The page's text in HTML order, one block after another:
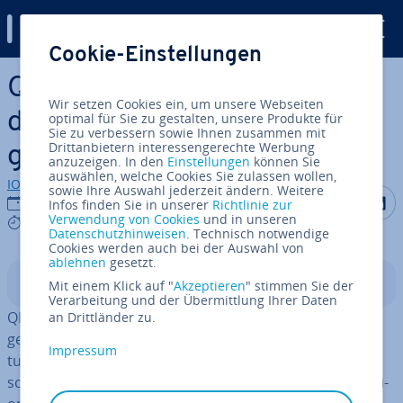
Zum Haupt­in­halt springen
QLED vs. OLED: Alle Infos zu
den Top-Bild­schirm­tech­no­lo­
gien
IONOS Redaktion
22.06.2023
8 mins
Auf Auf
In­halts­ver­zeich­nis
QLED und OLED gehören zu den am häu­figs­ten
gewählten Tech­no­lo­gien, wenn es um die Auswahl leis­
tungs­star­ker TVs oder Monitore geht. Der Haupt­un­ter­
schied beider Bild­schirm­tech­no­lo­gien liegt in der Funk­ti­
Cookie-Einstellungen
Wir setzen Cookies ein, um unsere Webseiten
optimal für Sie zu gestalten, unsere Produkte für
Sie zu verbessern sowie Ihnen zusammen mit
Drittanbietern interessengerechte Werbung
anzuzeigen. In den Einstellungen können Sie
auswählen, welche Cookies Sie zulassen wollen,
sowie Ihre Auswahl jederzeit ändern. Weitere
Infos finden Sie in unserer Richtlinie zur
Verwendung von Cookies und in unseren
Datenschutzhinweisen. Technisch notwendige
Cookies werden auch bei der Auswahl von
ablehnen gesetzt.
Mit einem Klick auf "Akzeptieren" stimmen Sie der
Verarbeitung und der Übermittlung Ihrer Daten
an Drittländer zu.
Impressum